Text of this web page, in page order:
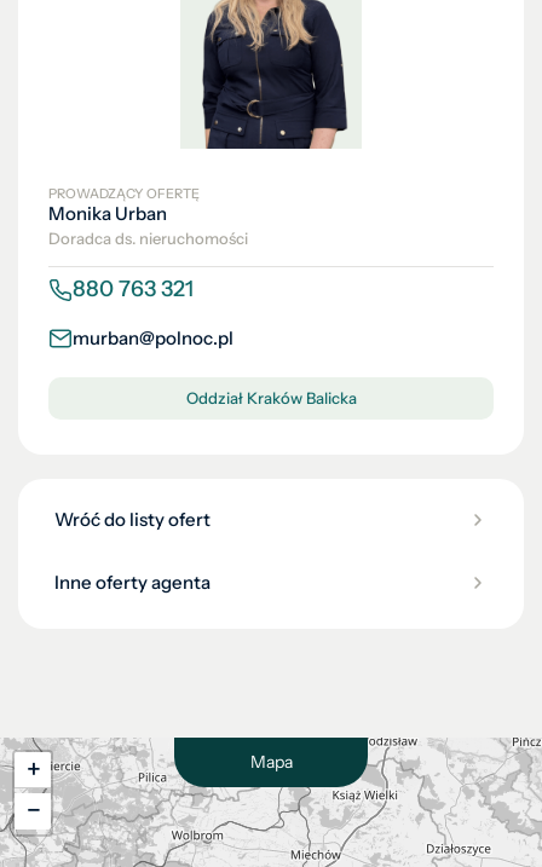
PROWADZĄCY OFERTĘ
Monika Urban
Doradca ds. nieruchomości
880 763 321
murban@polnoc.pl
Oddział Kraków Balicka
Wróć do listy ofert
Inne oferty agenta
Mapa
+
−